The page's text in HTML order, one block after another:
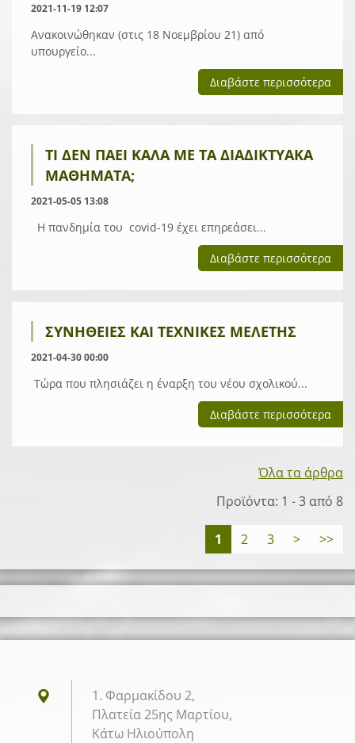
2021-11-19 12:07
Ανακοινώθηκαν (στις 18 Νοεμβρίου 21) από
υπουργείο...
Διαβάστε περισσότερα
ΤΙ ΔΕΝ ΠΆΕΙ ΚΑΛΆ ΜΕ ΤΑ ΔΙΑΔΙΚΤΥΑΚΆ
ΜΑΘΉΜΑΤΑ;
2021-05-05 13:08
Η πανδημία του covid-19 έχει επηρεάσει...
Διαβάστε περισσότερα
ΣΥΝΉΘΕΙΕΣ ΚΑΙ ΤΕΧΝΙΚΈΣ ΜΕΛΈΤΗΣ
2021-04-30 00:00
Τώρα που πλησιάζει η έναρξη του νέου σχολικού...
Διαβάστε περισσότερα
Όλα τα άρθρα
Προϊόντα: 1 - 3 από 8
1 2 3 > >>
1. Φαρμακίδου 2,
Πλατεία 25ης Μαρτίου,
Κάτω Ηλιούπολη